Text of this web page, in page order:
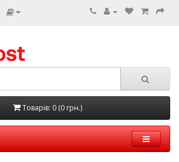
Товарів: 0 (0 грн.)